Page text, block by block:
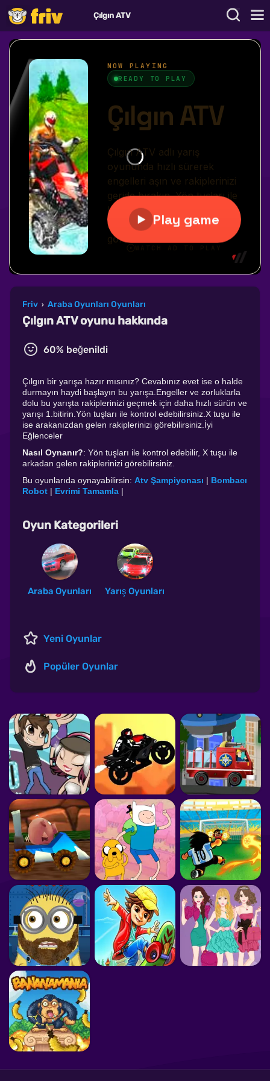
Çılgın ATV
Friv › Araba Oyunları Oyunları
Çılgın ATV oyunu hakkında
60% beğenildi
Çılgın bir yarışa hazır mısınız? Cevabınız evet ise o halde
durmayın haydi başlayın bu yarışa.Engeller ve zorluklarla
dolu bu yarışta rakiplerinizi geçmek için daha hızlı sürün ve
yarışı 1.bitirin.Yön tuşları ile kontrol edebilirsiniz.X tuşu ile
ise arakanızdan gelen rakiplerinizi görebilirsiniz.İyi
Eğlenceler
Nasıl Oynanır?: Yön tuşları ile kontrol edebilir, X tuşu ile
arkadan gelen rakiplerinizi görebilirsiniz.
Bu oyunlarıda oynayabilirsin: Atv Şampiyonası | Bombacı
Robot | Evrimi Tamamla |
Oyun Kategorileri
Araba Oyunları Yarış Oyunları
Yeni Oyunlar
Popüler Oyunlar